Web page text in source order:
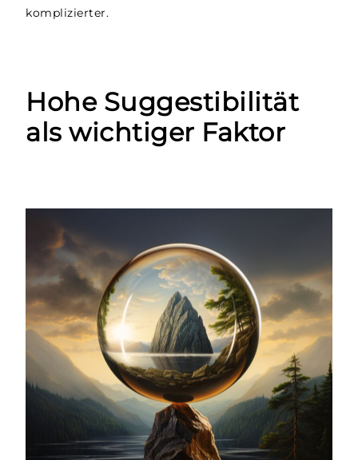
komplizierter.
Hohe Suggestibilität
als wichtiger Faktor